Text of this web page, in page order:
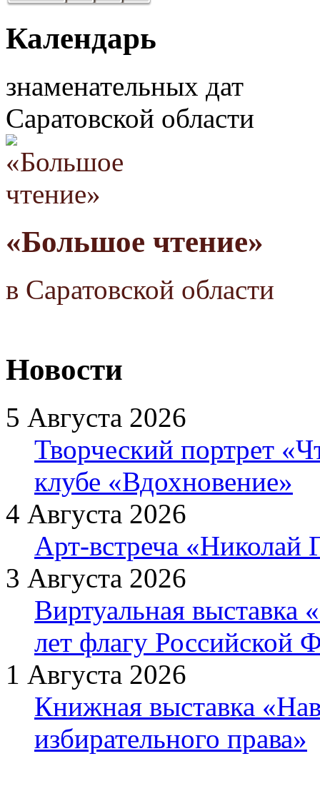
Календарь
знаменательных дат
Саратовской области
«Большое чтение»
в Саратовской области
Новости
5 Августа 2026
Творческий портрет
клубе «Вдохновение»
4 Августа 2026
Арт-встреча «Николай
3 Августа 2026
Виртуальная выставка
лет флагу Российской
1 Августа 2026
Книжная выставка
избирательного права»